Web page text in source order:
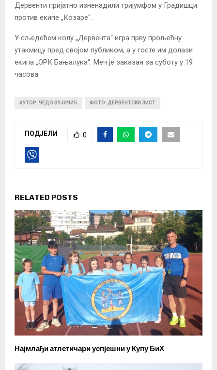
Дервенти пријатно изненадили тријумфом у Градишци
против екипе „Козаре“.
У сљедећем колу „Дервента“ игра прву прољећну
утакмицу пред својом публиком, а у госте им долази
екипа „ОРК Бањалука“. Меч је заказан за суботу у 19
часова.
АУТОР: ЧЕДО ВУЈИЧИЋ ФОТО: ДЕРВЕНТСКИ ЛИСТ
ПОДЈЕЛИ 0
RELATED POSTS
Најмлађи атлетичари успјешни у Купу БиХ